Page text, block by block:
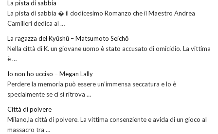
La pista di sabbia
La pista di sabbia � il dodicesimo Romanzo che il Maestro Andrea
Camilleri dedica al …
La ragazza del Kyūshū – Matsumoto Seichō
Nella città di K. un giovane uomo è stato accusato di omicidio. La vittima
è …
Io non ho ucciso – Megan Lally
Perdere la memoria può essere un’immensa seccatura e lo è
specialmente se ci si ritrova …
Città di polvere
Milano,la città di polvere. La vittima consenziente e avida di un gioco al
massacro tra …